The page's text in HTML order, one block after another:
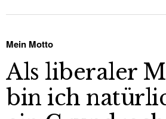
Mein Motto
Als liberaler
bin ich